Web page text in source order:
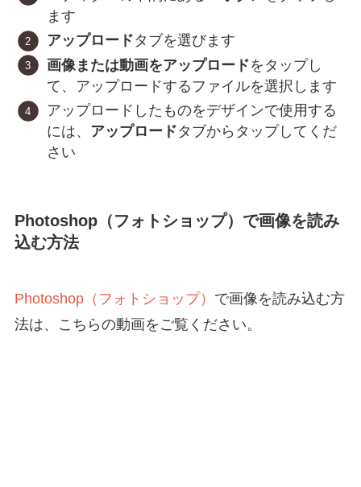
ます
アップロードタブを選びます
画像または動画をアップロードをタップし
て、アップロードするファイルを選択します
アップロードしたものをデザインで使用する
には、 アップロードタブからタップしてくだ
さい
Photoshop（フォトショップ）で画像を読み
込む方法
Photoshop（フォトショップ） で画像を読み込む方
法は、こちらの動画をご覧ください。